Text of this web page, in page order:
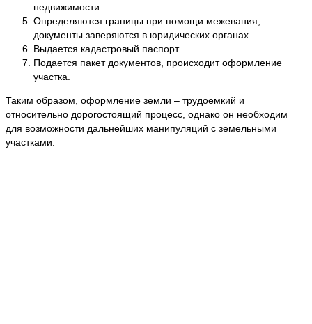
недвижимости.
Определяются границы при помощи межевания,
документы заверяются в юридических органах.
Выдается кадастровый паспорт.
Подается пакет документов, происходит оформление
участка.
Таким образом, оформление земли – трудоемкий и
относительно дорогостоящий процесс, однако он необходим
для возможности дальнейших манипуляций с земельными
участками.